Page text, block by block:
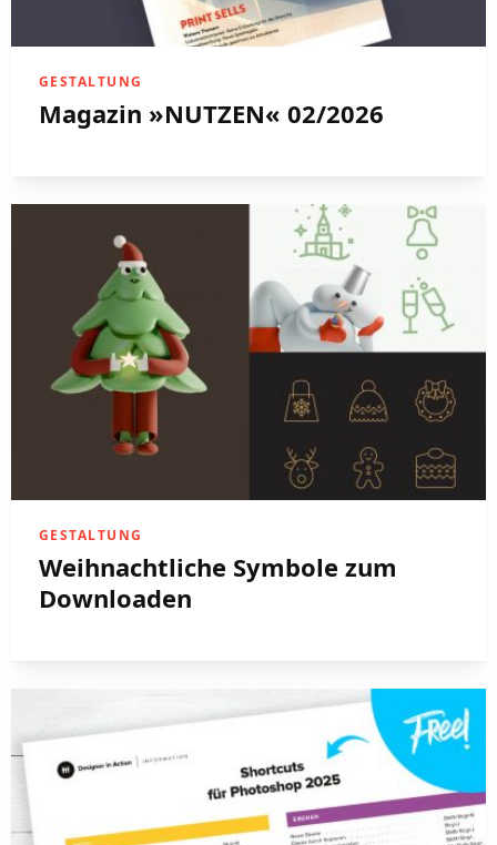
GESTALTUNG
Magazin »NUTZEN« 02/2026
GESTALTUNG
Weihnachtliche Symbole zum
Downloaden